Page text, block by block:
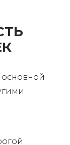
основной